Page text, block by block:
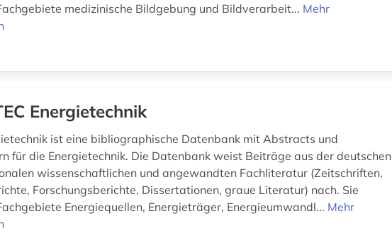
medizinische Bildgebung und Bildverarbeit... Mehr
Energietechnik
ist eine bibliographische Datenbank mit Abstracts und
für die Energietechnik. Die Datenbank weist Beiträge aus der deutschen
wissenschaftlichen und angewandten Fachliteratur (Zeitschriften,
Forschungsberichte, Dissertationen, graue Literatur) nach. Sie
Energiequellen, Energieträger, Energieumwandl... Mehr